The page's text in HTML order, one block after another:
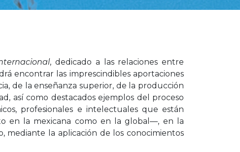
, dedicado a las relaciones entre
encontrar las imprescindibles aportaciones
de la enseñanza superior, de la producción
así como destacados ejemplos del proceso
profesionales e intelectuales que están
en la mexicana como en la global—, en la
mediante la aplicación de los conocimientos